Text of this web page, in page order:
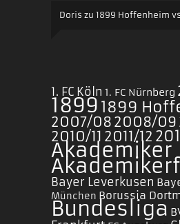
Doris zu 1899 Hoffenheim
1. FC Köln 1. FC Nürnberg
1899 1899
2007/082008/09
2010/11 2011/12
Akademiker
Bayer Leverkusen
München Borussia
Bundesliga